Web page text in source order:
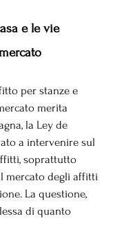
e le vie
per stanze e
merita
la Ley de
a intervenire sul
soprattutto
mercato degli affitti
La questione,
di quanto